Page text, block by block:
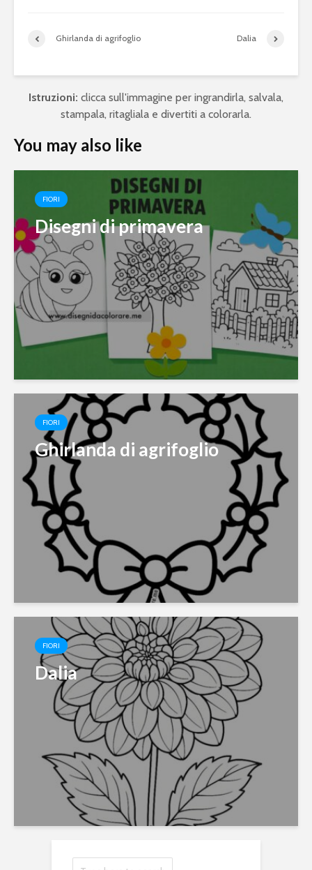
Ghirlanda di agrifoglio Dalia
Istruzioni: clicca sull'immagine per ingrandirla, salvala,
stampala, ritagliala e divertiti a colorarla.
You may also like
FIORI
Disegni di primavera
FIORI
Ghirlanda di agrifoglio
FIORI
Dalia